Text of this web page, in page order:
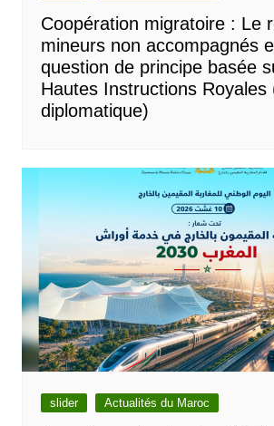
Coopération migratoire : Le
mineurs non accompagnés
question de principe basée
Hautes Instructions Royales
diplomatique)
slider Actualités du Maroc